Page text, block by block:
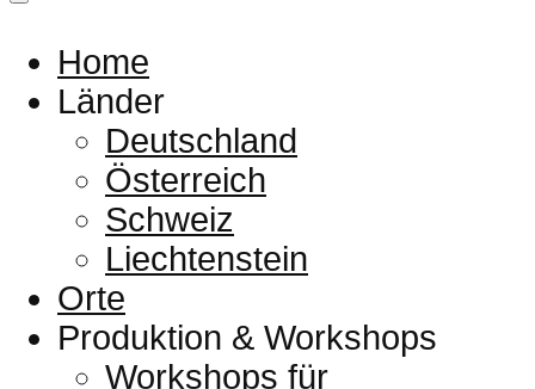
Home
Länder
Deutschland
Österreich
Schweiz
Liechtenstein
Orte
Produktion & Workshops
Workshops für